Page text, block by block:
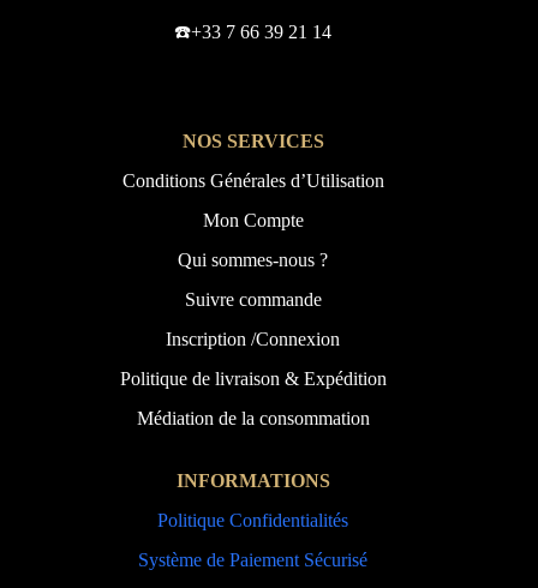
☎️+33 7 66 39 21 14
NOS SERVICES
Conditions Générales d’Utilisation
Mon Compte
Qui sommes-nous ?
Suivre commande
Inscription /Connexion
Politique de livraison & Expédition
Médiation de la consommation
INFORMATIONS
Politique Confidentialités
Système de Paiement Sécurisé